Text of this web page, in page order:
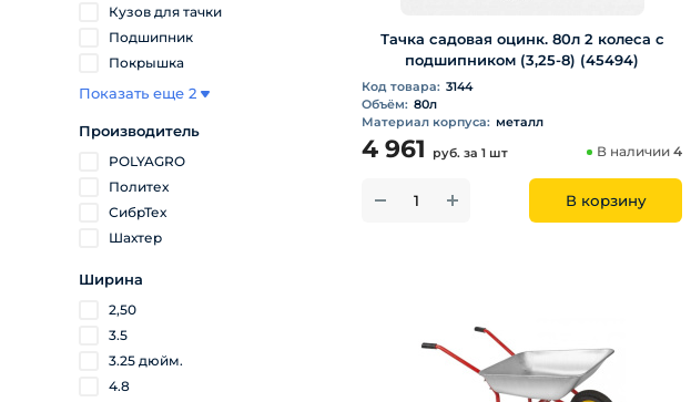
Кузов для тачки
Подшипник
Покрышка
Показать еще 2
Производитель
POLYAGRO
Политех
СибрТех
Шахтер
Ширина
2,50
3.5
3.25 дюйм.
4.8
Тачка садовая оцинк. 80л 2 колеса с
подшипником (3,25-8) (45494)
Код товара: 3144
Объём: 80л
Материал корпуса: металл
4 961 руб. за 1 шт В наличии4
В корзину